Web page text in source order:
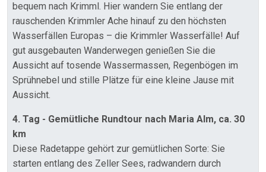
bequem nach Krimml. Hier wandern Sie entlang der
rauschenden Krimmler Ache hinauf zu den höchsten
Wasserfällen Europas – die Krimmler Wasserfälle! Auf
gut ausgebauten Wanderwegen genießen Sie die
Aussicht auf tosende Wassermassen, Regenbögen im
Sprühnebel und stille Plätze für eine kleine Jause mit
Aussicht.
4. Tag - Gemütliche Rundtour nach Maria Alm, ca. 30
km
Diese Radetappe gehört zur gemütlichen Sorte: Sie
starten entlang des Zeller Sees, radwandern durch